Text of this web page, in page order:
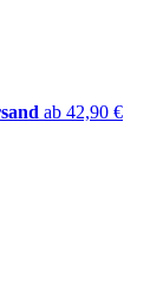
ab 42,90 €